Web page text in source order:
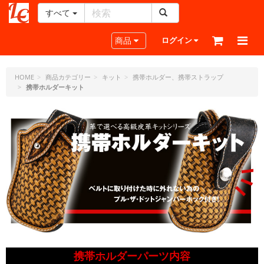
ー
ラ
フ
ド
ッ
ト・
ジ
ェ
ー
ピ
ー
すべて
Toggle navigation
商品 ログイン
HOME 商品カテゴリー キット
携帯ホルダー、携帯ストラップ
携帯ホルダーキット
携帯ホルダーパーツ内容